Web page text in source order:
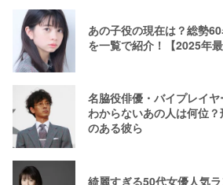
あの子役の現在は？総勢
を一覧で紹介！【2025年最
名脇役俳優・バイプレイ
わからないあの人は何位
のある彼ら
綺麗すぎる50代女優人気